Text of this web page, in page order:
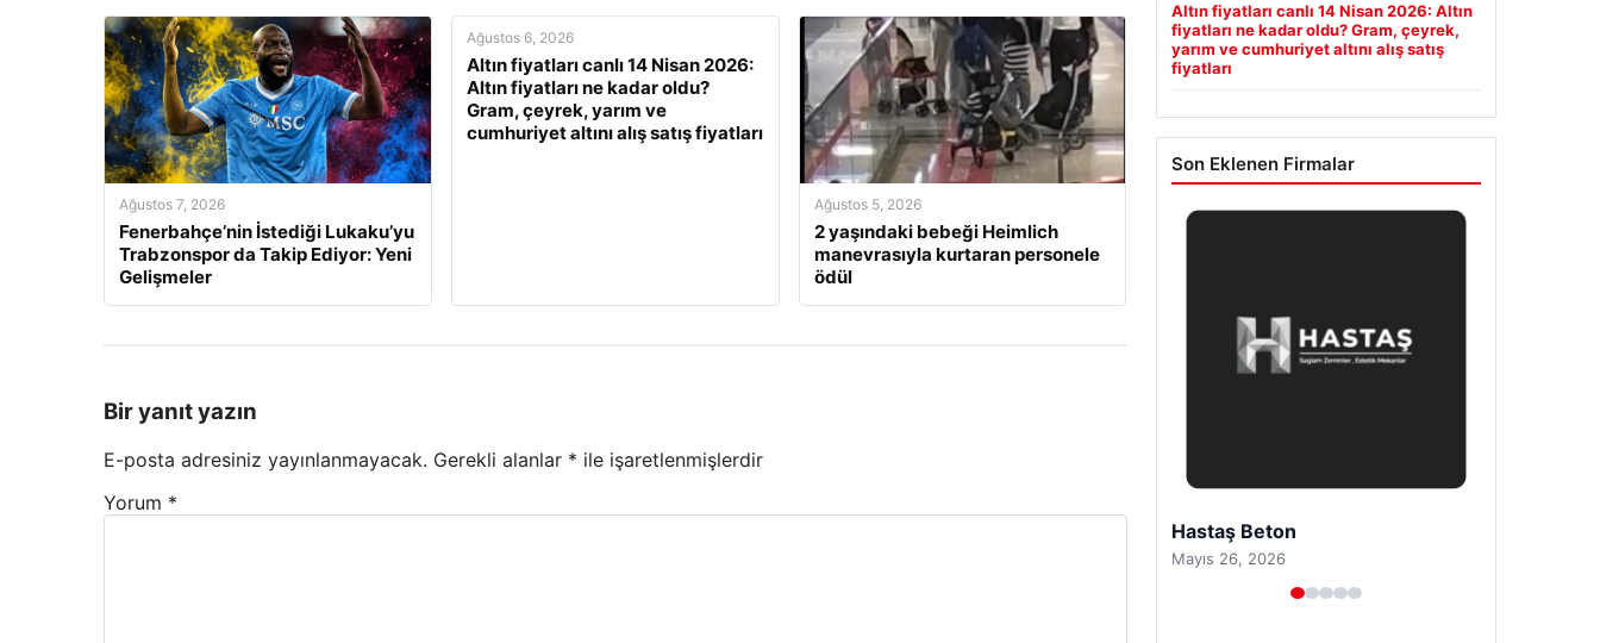
Ağustos 7, 2026
Fenerbahçe’nin İstediği Lukaku’yu
Trabzonspor da Takip Ediyor: Yeni
Gelişmeler
Ağustos 6, 2026
Altın fiyatları canlı 14 Nisan 2026:
Altın fiyatları ne kadar oldu?
Gram, çeyrek, yarım ve
cumhuriyet altını alış satış fiyatları
Ağustos 5, 2026
2 yaşındaki bebeği Heimlich
manevrasıyla kurtaran personele
ödül
Bir yanıt yazın
E-posta adresiniz yayınlanmayacak. Gerekli alanlar * ile işaretlenmişlerdir
Yorum *
Altın fiyatları canlı 14 Nisan 2026: Altın
fiyatları ne kadar oldu? Gram, çeyrek,
yarım ve cumhuriyet altını alış satış
fiyatları
Son Eklenen Firmalar
Enes Kaplan Avukatlık Bürosu
Nisan 28, 2026